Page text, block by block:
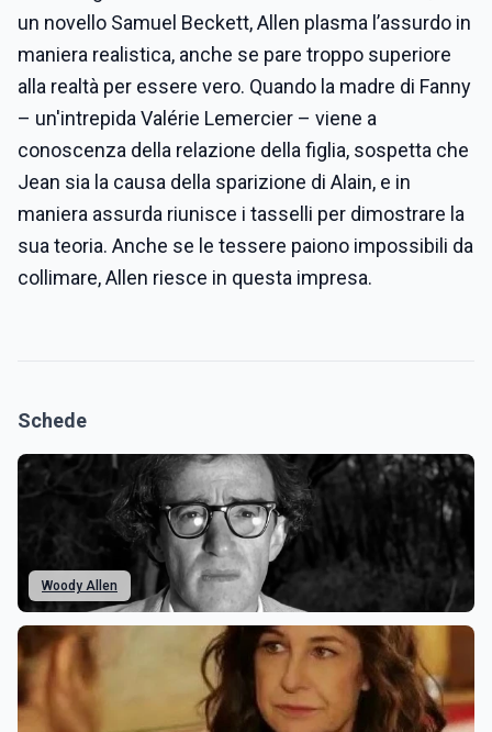
un novello Samuel Beckett, Allen plasma l’assurdo in
maniera realistica, anche se pare troppo superiore
alla realtà per essere vero. Quando la madre di Fanny
– un'intrepida Valérie Lemercier – viene a
conoscenza della relazione della figlia, sospetta che
Jean sia la causa della sparizione di Alain, e in
maniera assurda riunisce i tasselli per dimostrare la
sua teoria. Anche se le tessere paiono impossibili da
collimare, Allen riesce in questa impresa.
Schede
Woody Allen